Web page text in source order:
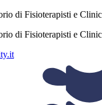
di Fisioterapisti e
di Fisioterapisti e